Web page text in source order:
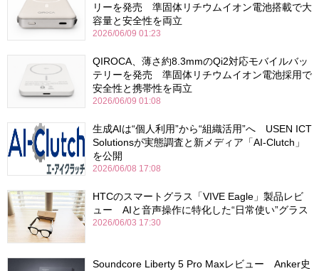
リーを発売 準固体リチウムイオン電池搭載で大
容量と安全性を両立
2026/06/09 01:23
QIROCA、薄さ約8.3mmのQi2対応モバイルバッ
テリーを発売 準固体リチウムイオン電池採用で
安全性と携帯性を両立
2026/06/09 01:08
生成AIは“個人利用”から“組織活用”へ USEN ICT
Solutionsが実態調査と新メディア「AI-Clutch」
を公開
2026/06/08 17:08
HTCのスマートグラス「VIVE Eagle」製品レビ
ュー AIと音声操作に特化した“日常使い”グラス
2026/06/03 17:30
Soundcore Liberty 5 Pro Maxレビュー Anker史